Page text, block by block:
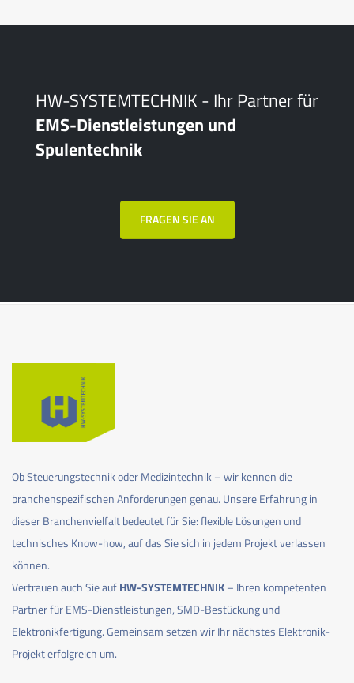
HW-SYSTEMTECHNIK - Ihr Partner für
EMS-Dienstleistungen und
Spulentechnik
FRAGEN SIE AN
Ob Steuerungstechnik oder Medizintechnik – wir kennen die
branchenspezifischen Anforderungen genau. Unsere Erfahrung in
dieser Branchenvielfalt bedeutet für Sie: flexible Lösungen und
technisches Know-how, auf das Sie sich in jedem Projekt verlassen
können.
Vertrauen auch Sie aufHW-SYSTEMTECHNIK– Ihren kompetenten
Partner für EMS-Dienstleistungen, SMD-Bestückung und
Elektronikfertigung. Gemeinsam setzen wir Ihr nächstes Elektronik-
Projekt erfolgreich um.